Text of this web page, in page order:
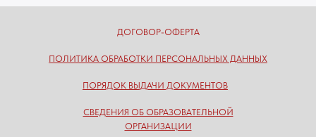
ДОГОВОР-ОФЕРТА
ПОЛИТИКА ОБРАБОТКИ ПЕРСОНАЛЬНЫХ ДАННЫХ
СВЕДЕНИЯ ОБ ОБРАЗОВАТЕЛЬНОЙ
ОРГАНИЗАЦИИ
ПОРЯДОК ВЫДАЧИ ДОКУМЕНТОВ